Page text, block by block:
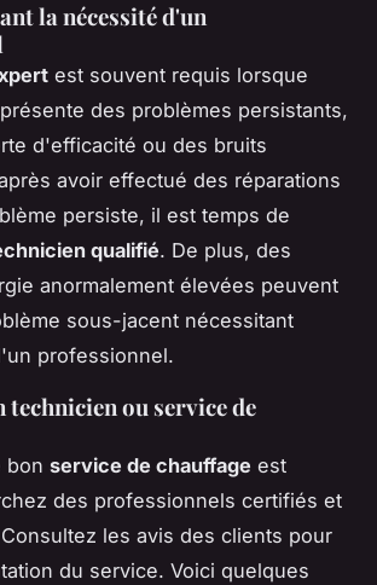
la nécessité d'un
est souvent requis lorsque
des problèmes persistants,
d'efficacité ou des bruits
avoir effectué des réparations
persiste, il est temps de
qualifié. De plus, des
anormalement élevées peuvent
sous-jacent nécessitant
professionnel.
ou service de
bon service de chauffage est
des professionnels certifiés et
les avis des clients pour
du service. Voici quelques